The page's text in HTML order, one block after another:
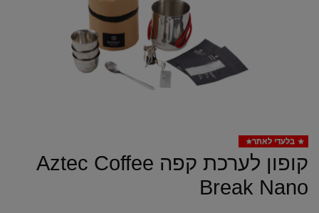
בלעדי לאתר
קופון לערכת קפה Aztec Coffee
Break Nano